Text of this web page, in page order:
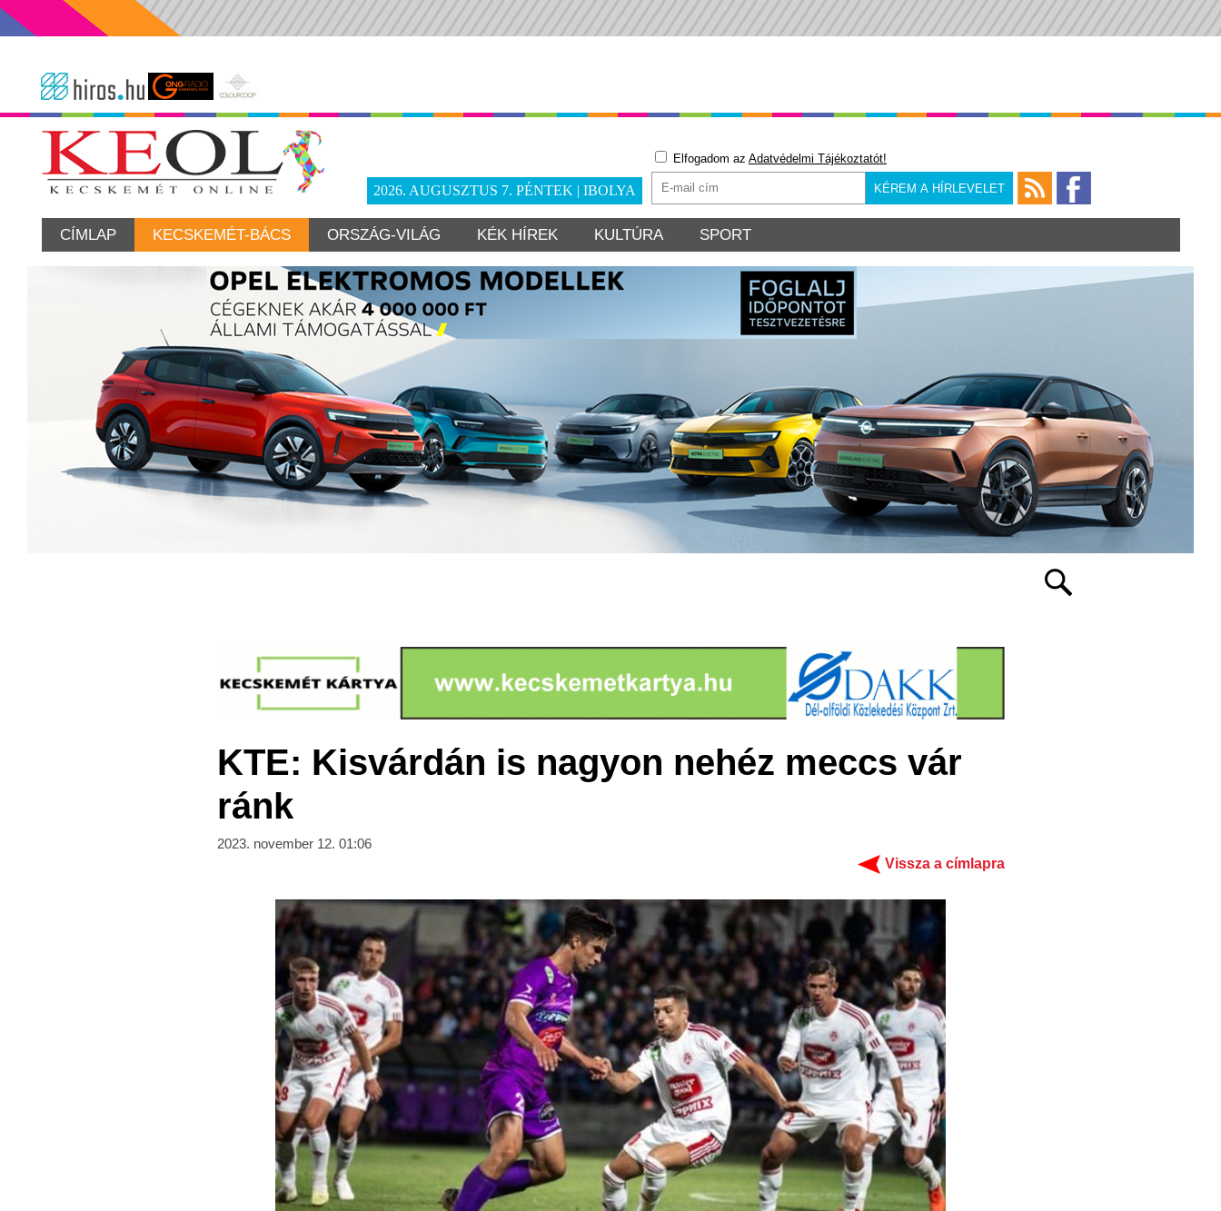
2026. AUGUSZTUS 7. PÉNTEK | IBOLYA
Elfogadom az Adatvédelmi Tájékoztatót!
CÍMLAP KECSKEMÉT-BÁCS ORSZÁG-VILÁG KÉK HÍREK KULTÚRA SPORT
KTE: Kisvárdán is nagyon nehéz meccs vár
ránk
2023. november 12. 01:06
Vissza a címlapra